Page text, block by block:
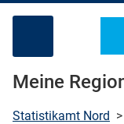
Meine
Statistikamt Nord >